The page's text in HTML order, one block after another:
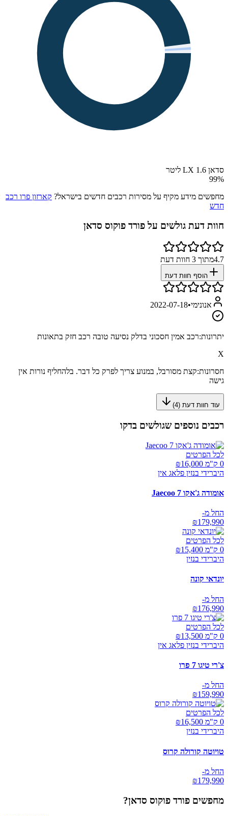
סדאן LX 1.6 ליטר
99%
מחפשים מידע מקיף על מסירות רכבים חדשים בישראל? קארזון פרו רכב
חדש
חוות דעת גולשים עלפורד פוקוס סדאן
4.7מתוך 3 חוות דעת
הוסף חוות דעת
אנונימי•
2022-07-18
יתרונות:רכב אמין חסכוני בדלק נסיעה טובה רכב חזק בתאונות
X
חסרונות:קצת מסורבל, במנוע צריך לפרק כל דבר. בלהחליף נורות אין
גישה
עוד חוות דעת (4
)
רכבים נוספים שגולשים בדקו
לכל הפרטים
0 ק"מ ₪
16,000
היברידי בנזין פלאג אין
אומודה ג'אקו Jaecoo 7
החל מ-
₪179,990
לכל הפרטים
0 ק"מ ₪
15,400
היברידי בנזין
יונדאי קונה
החל מ-
₪176,990
לכל הפרטים
0 ק"מ ₪
13,500
היברידי בנזין פלאג אין
צ'רי טיגו 7 פרו
החל מ-
₪159,990
לכל הפרטים
0 ק"מ ₪
16,500
היברידי בנזין
טויוטה קורולה קרוס
החל מ-
₪179,990
מחפשים פורד פוקוס סדאן?